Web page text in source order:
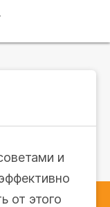
и
от этого